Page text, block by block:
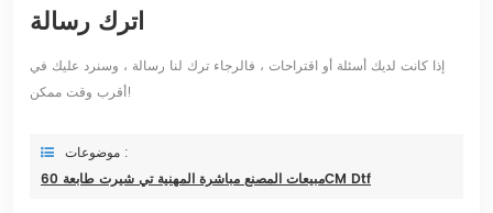
اترك رسالة
إذا كانت لديك أسئلة أو اقتراحات ، فالرجاء ترك لنا رسالة ، وسنرد عليك في
أقرب وقت ممكن!
موضوعات :
مبيعات المصنع مباشرة المهنية تي شيرت طابعة 60CM Dtf